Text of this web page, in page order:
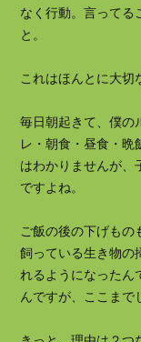
なく行動。言ってる
と。
これはほんとに大切
毎日朝起きて、僕の
レ・朝食・昼食・
はわかりませんが、
ですよね。
ご飯の後の下げも
飼っている生き物の
れるようになったん
んですが、ここまで